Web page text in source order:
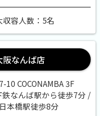
容人数：5名
阪なんば店
COCONAMBA 3F
なんば駅から徒歩7分 /
本橋駅徒歩8分